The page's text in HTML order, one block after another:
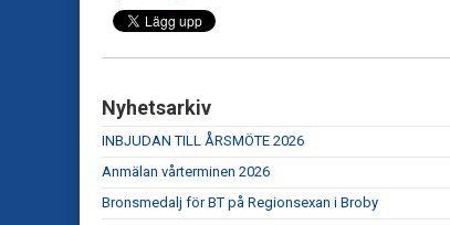
Nyhetsarkiv
INBJUDAN TILL ÅRSMÖTE 2026
Anmälan vårterminen 2026
Bronsmedalj för BT på Regionsexan i Broby